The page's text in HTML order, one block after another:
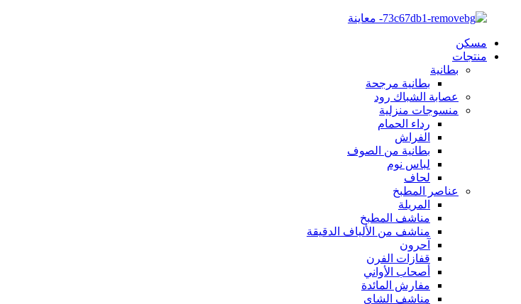
مسكن
منتجات
بطانية
بطانية مرجحة
عصابة الشباك رود
منسوجات منزلية
رداء الحمام
الفراش
بطانية من الصوف
لباس نوم
لحاف
عناصر المطبخ
المريلة
مناشف المطبخ
مناشف من الألياف الدقيقة
آحرون
قفازات الفرن
أصحاب الأواني
مفارش المائدة
مناشف الشاي